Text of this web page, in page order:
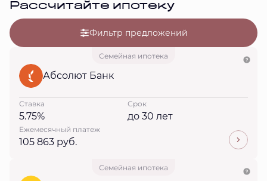
Рассчитайте ипотеку
Фильтр предложений
Семейная ипотека
Абсолют Банк
Ставка
5.75%
Срок
до 30 лет
Ежемесячный платеж
105 863 руб.
Семейная ипотека